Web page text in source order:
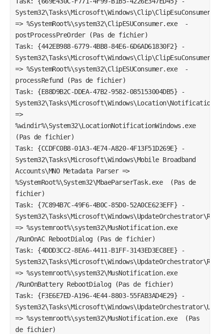
=> %SystemRoot%\system32\ClipESUConsumer.exe  -
postProcessPreOrder (Pas de fichier)
Task: {442EB988-6779-4BB8-84E6-6D6AD61830F2} -
=> %SystemRoot%\system32\ClipESUConsumer.exe  -
processRefund (Pas de fichier)
Task: {E88D9B2C-DDEA-47B2-9582-085153004DB5} -
System32\Tasks\Microsoft\Windows\Location\Notifications
=>
%windir%\System32\LocationNotificationWindows.exe
(Pas de fichier)
Task: {CCDFC0B8-01A3-4E74-A820-4F13F51D269E} -
System32\Tasks\Microsoft\Windows\Mobile Broadband
Accounts\MNO Metadata Parser =>
%SystemRoot%\System32\MbaeParserTask.exe  (Pas de
fichier)
Task: {7C894B7C-49F6-4B0C-85D0-52A0CE623EFF} -
=> %systemroot%\system32\MusNotification.exe
/RunOnAC RebootDialog (Pas de fichier)
Task: {4DDD3CC2-8EA6-4411-B1FF-3143ED3EC8EE} -
=> %systemroot%\system32\MusNotification.exe
/RunOnBattery RebootDialog (Pas de fichier)
Task: {F3E6E7ED-A196-4E44-8803-55FAB3AD4E29} -
=> %systemroot%\system32\MusNotification.exe  (Pas
de fichier)